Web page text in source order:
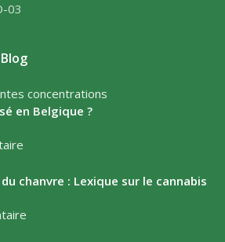
03
en Belgique ?
chanvre : Lexique sur le cannabis